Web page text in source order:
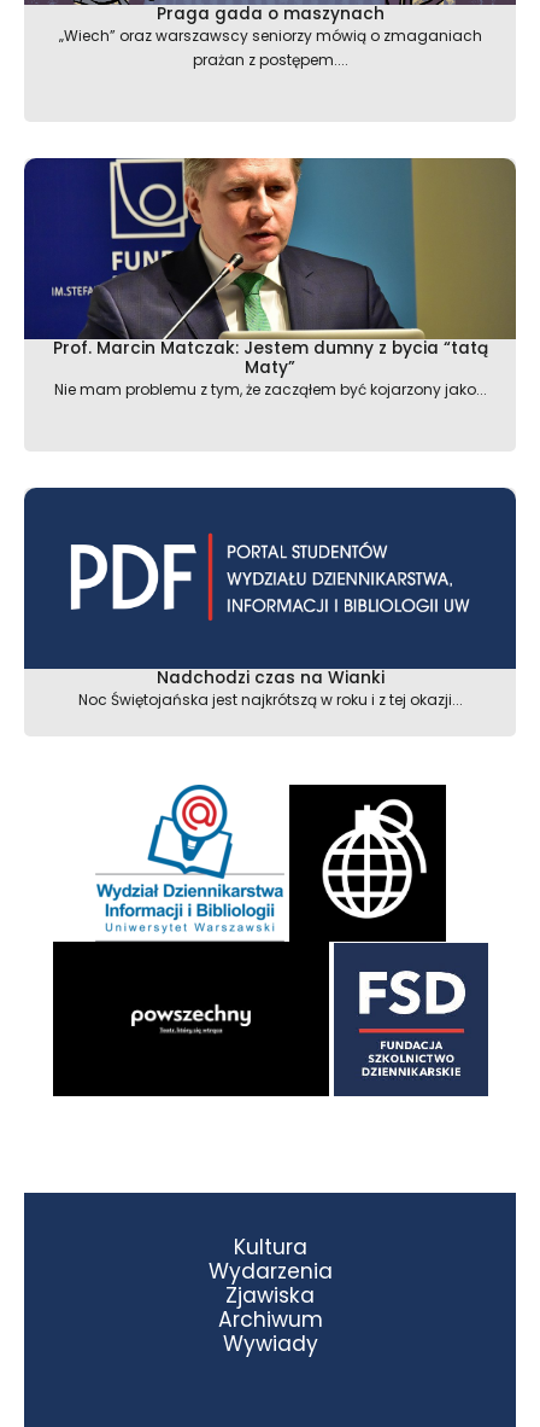
Praga gada o maszynach
„Wiech” oraz warszawscy seniorzy mówią o zmaganiach
prażan z postępem....
Prof. Marcin Matczak: Jestem dumny z bycia “tatą
Maty”
Nie mam problemu z tym, że zacząłem być kojarzony jako...
Nadchodzi czas na Wianki
Noc Świętojańska jest najkrótszą w roku i z tej okazji...
Kultura
Wydarzenia
Zjawiska
Archiwum
Wywiady